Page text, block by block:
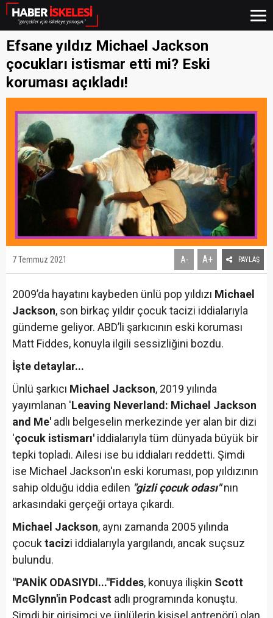
Efsane yıldız Michael Jackson
çocukları istismar etti mi? Eski
koruması açıkladı!
7 Temmuz 2021 A- A+ PAYLAŞ
2009’da hayatını kaybeden ünlü pop yıldızı Michael
Jackson, son birkaç yıldır çocuk tacizi iddialarıyla
gündeme geliyor. ABD’li şarkıcının eski koruması
Matt Fiddes, konuyla ilgili sessizliğini bozdu.
İşte detaylar...
Ünlü şarkıcı Michael Jackson, 2019 yılında
yayımlanan 'Leaving Neverland: Michael Jackson
and Me' adlı belgeselin merkezinde yer alan bir dizi
'çocuk istismarı' iddialarıyla tüm dünyada büyük bir
tepki topladı. Ailesi ise bu iddiaları reddetti. Şimdi
ise Michael Jackson'ın eski koruması, pop yıldızının
sahip olduğu iddia edilen "gizli çocuk odası"nın
arkasındaki gerçeği ortaya çıkardı.
Michael Jackson, aynı zamanda 2005 yılında
çocuktacizi iddialarıyla yargılandı, ancak suçsuz
bulundu.
"PANİK ODASIYDI..."Fiddes, konuya ilişkin Scott
McGlynn'in Podcast adlı programında konuştu.
Şimdi bir girişimci ve ünlülerin kişisel antrenörü olan